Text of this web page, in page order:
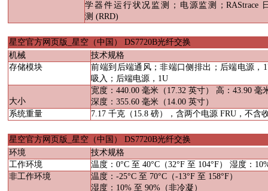
学器件运行状况监测；电源监测；RAStrace
测 (RRD)
星空官方网页版_星空（中国） DS7720B光纤交换
机械
技术规格
存储模块
前端到后端通风；非端口侧排出；后端电源，
吸入；后端电源， 1U
大小
宽度：440.00毫米（ 17.32英寸） 高：43.90毫
深度：355.60毫米（ 14.00英寸）
系统重量
7.17千克（ 15.8磅），含两个电源 FRU ，不含
星空官方网页版_星空（中国） DS7720B光纤交换
环境
技术规格
工作环境
温度：0°C 至 40°C （32°F 至 104°F） 湿度：
非工作环境
温度：-25°C 至 70°C （-13°F 至 158°F）
湿度： 10% 至 90% （非冷凝）